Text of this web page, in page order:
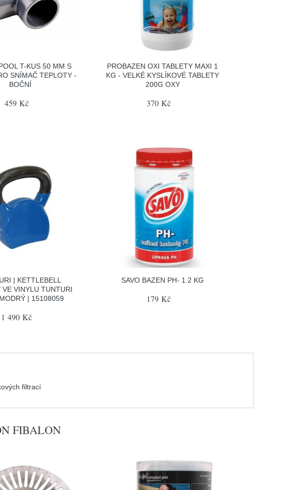
T-KUS 50 MM S
SNÍMAČ TEPLOTY -
BOČNÍ
459 Kč
PROBAZEN OXI TABLETY MAXI 1
KG - VELKÉ KYSLÍKOVÉ TABLETY
200G OXY
370 Kč
| KETTLEBELL
VE VINYLU TUNTURI
| 15108059
1 490 Kč
SAVO BAZEN PH- 1.2 KG
179 Kč
filtrací
FIBALON